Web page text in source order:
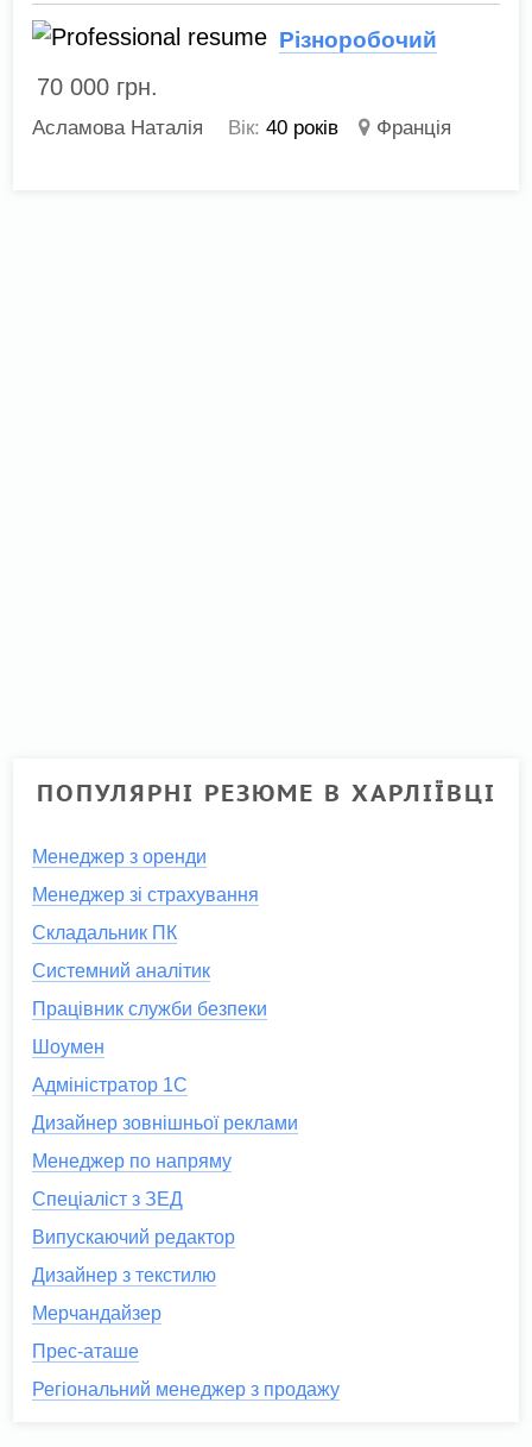
Різноробочий
70 000 грн.
Асламова Наталія Вік: 40 років Франція
ПОПУЛЯРНІ РЕЗЮМЕ В ХАРЛІЇВЦІ
Менеджер з оренди
Менеджер зі страхування
Складальник ПК
Системний аналітик
Працівник служби безпеки
Шоумен
Адміністратор 1С
Дизайнер зовнішньої реклами
Менеджер по напряму
Спеціаліст з ЗЕД
Випускаючий редактор
Дизайнер з текстилю
Мерчандайзер
Прес-аташе
Регіональний менеджер з продажу